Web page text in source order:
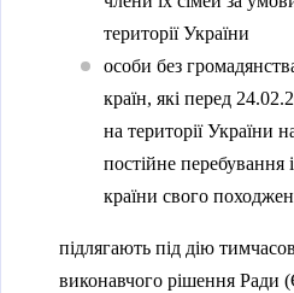
території України
особи без
країн, які перед
на території України
постійне
країни свого
підлягають під дію
виконавчого рішення Ради